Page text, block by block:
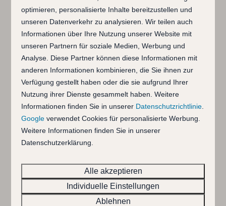
Ab
964 €
Ferienapartment de
Kabbelaar
Südholland, Ouddorp
4
2 1 Nein
optimieren, personalisierte Inhalte bereitzustellen und
unseren Datenverkehr zu analysieren. Wir teilen auch
Informationen über Ihre Nutzung unserer Website mit
unseren Partnern für soziale Medien, Werbung und
Analyse. Diese Partner können diese Informationen mit
anderen Informationen kombinieren, die Sie ihnen zur
Verfügung gestellt haben oder die sie aufgrund Ihrer
Nutzung ihrer Dienste gesammelt haben. Weitere
Informationen finden Sie in unserer Datenschutzrichtlinie
Google verwendet Cookies für personalisierte Werbung.
Weitere Informationen finden Sie in unserer
Datenschutzerklärung.
Alle akzeptieren
Individuelle Einstellungen
Ablehnen